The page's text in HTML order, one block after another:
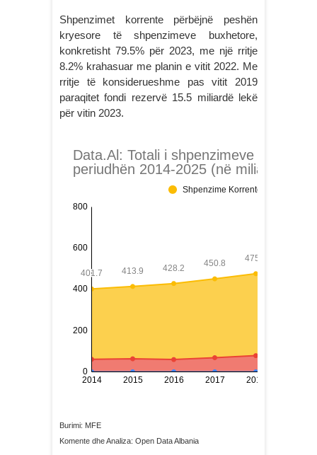
Shpenzimet korrente përbëjnë peshën
kryesore të shpenzimeve buxhetore,
konkretisht 79.5% për 2023, me një rritje
8.2% krahasuar me planin e vitit 2022. Me
rritje të konsiderueshme pas vitit 2019
paraqitet fondi rezervë 15.5 miliardë lekë
për vitin 2023.
Burimi: MFE
Komente dhe Analiza: Open Data Albania